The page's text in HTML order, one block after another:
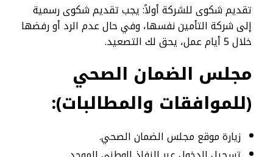
تقديم شكوى للشركة أولاً: يجب تقديم شكوى رسمية
إلى شركة التأمين نفسها، وفي حال عدم الرد أو رفضها
خلال 5 أيام عمل، يحق لك التصعيد.
مجلس الضمان الصحي
(للموافقات والمطالبات):
زيارة موقع مجلس الضمان الصحي.